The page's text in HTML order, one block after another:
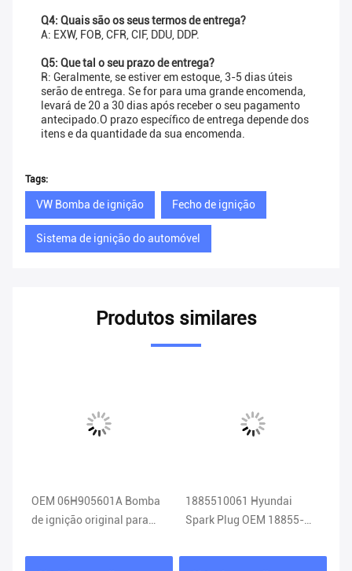
Q4: Quais são os seus termos de entrega?
A: EXW, FOB, CFR, CIF, DDU, DDP.
Q5: Que tal o seu prazo de entrega?
R: Geralmente, se estiver em estoque, 3-5 dias úteis
serão de entrega. Se for para uma grande encomenda,
levará de 20 a 30 dias após receber o seu pagamento
antecipado.O prazo específico de entrega depende dos
itens e da quantidade da sua encomenda.
Tags:
VW Bomba de ignição Fecho de ignição
Sistema de ignição do automóvel
Produtos similares
OEM 06H905601A Bomba
de ignição original para
601A
1885510061 Hyundai
Spark Plug OEM 18855-
de carro